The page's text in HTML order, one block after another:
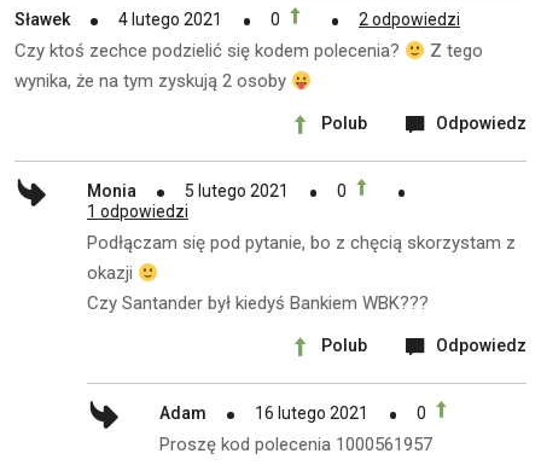
Sławek 4 lutego 2021 0 2 odpowiedzi
Czy ktoś zechce podzielić się kodem polecenia?
Z tego
wynika, że na tym zyskują 2 osoby
Polub Odpowiedz
Monia 5 lutego 2021
0
1 odpowiedzi
Podłączam się pod pytanie, bo z chęcią skorzystam z
okazji
Czy Santander był kiedyś Bankiem WBK???
Polub Odpowiedz
Adam 16 lutego 2021 0
Proszę kod polecenia 1000561957